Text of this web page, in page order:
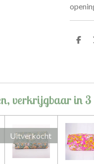
D
verkrijgbaar in 3
Uitverkocht